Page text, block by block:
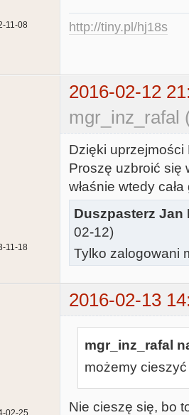
11-08
http://tiny.pl/hj18s
2016-02-12
mgr_inz_rafal
11-18
Dzięki
Proszę uzbroić się
właśnie wtedy
Duszpasterz Jan
02-12)
Tylko zalogowani
2016-02-13
mgr_inz_rafal
możemy
Nie cieszę się, bo